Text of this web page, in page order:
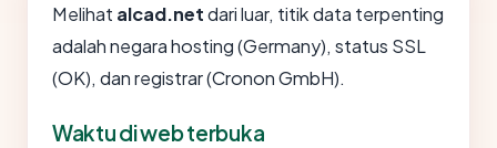
Melihat alcad.netdari luar, titik data terpenting
adalah negara hosting (Germany), status SSL
(OK), dan registrar (Cronon GmbH).
Waktu di web terbuka